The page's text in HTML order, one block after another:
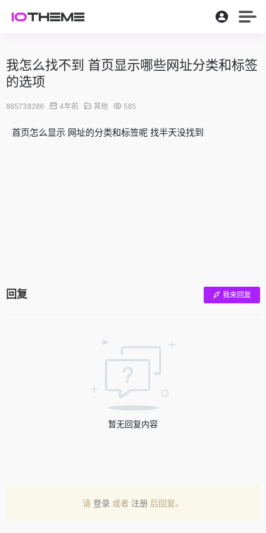
我怎么找不到 首页显示哪些网址分类和标签
的选项
865738286 4年前 其他 585
首页怎么显示 网址的分类和标签呢 找半天没找到
回复 我来回复
暂无回复内容
请 登录 或者 注册 后回复。